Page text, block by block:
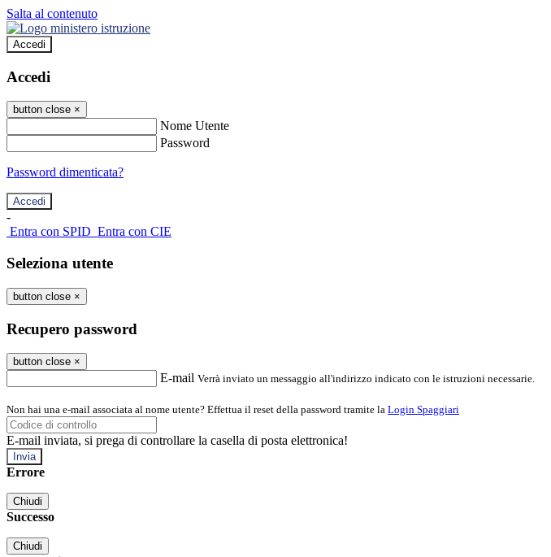
Salta al contenuto
Accedi
Accedi
button close ×
Nome Utente
Password
Password dimenticata?
-
Entra con SPID Entra con CIE
Seleziona utente
button close ×
Recupero password
button close ×
E-mail Verrà inviato un messaggio all'indirizzo indicato con le istruzioni necessarie.
Non hai una e-mail associata al nome utente? Effettua il reset della password tramite la Login Spaggiari
E-mail inviata, si prega di controllare la casella di posta elettronica!
Errore
Chiudi
Successo
Chiudi